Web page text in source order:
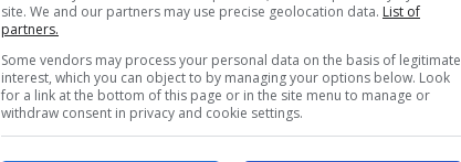
site. We and our partners may use precise geolocation data. List of
partners.
Some vendors may process your personal data on the basis of legitimate
interest, which you can object to by managing your options below. Look
for a link at the bottom of this page or in the site menu to manage or
withdraw consent in privacy and cookie settings.